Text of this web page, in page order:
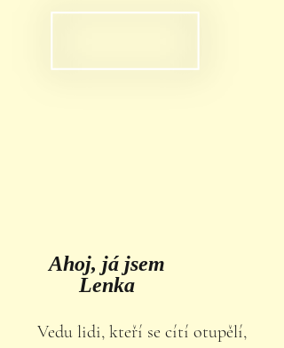
Ahoj, já jsem
Lenka
Vedu lidi, kteří se cítí otupělí,